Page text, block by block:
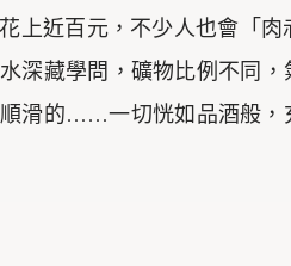
上近百元，不少人也會「
深藏學問，礦物比例不同
滑的……一切恍如品酒般，